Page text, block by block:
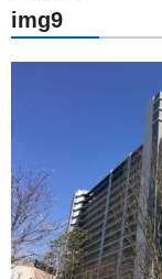
img9